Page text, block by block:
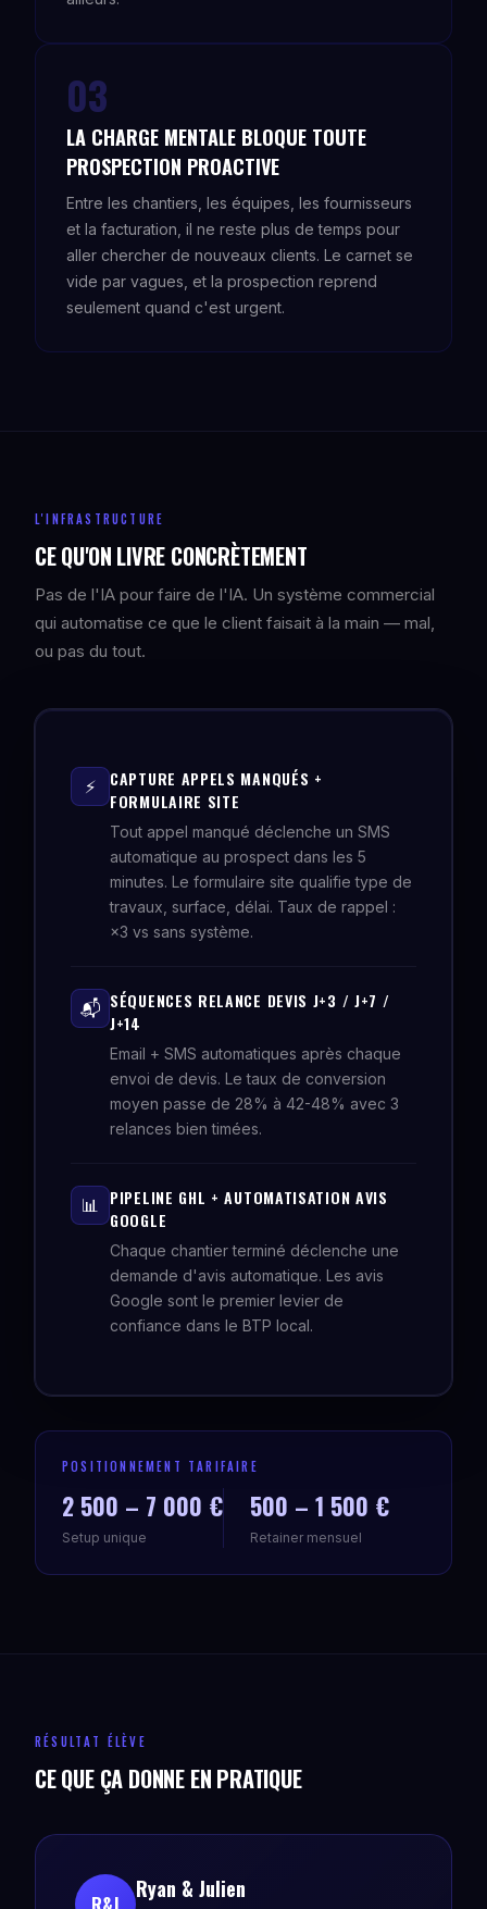
03
LA CHARGE MENTALE BLOQUE TOUTE
PROSPECTION PROACTIVE
Entre les chantiers, les équipes, les fournisseurs
et la facturation, il ne reste plus de temps pour
aller chercher de nouveaux clients. Le carnet se
vide par vagues, et la prospection reprend
seulement quand c'est urgent.
L'INFRASTRUCTURE
CE QU'ON LIVRE CONCRÈTEMENT
Pas de l'IA pour faire de l'IA. Un système commercial
qui automatise ce que le client faisait à la main — mal,
ou pas du tout.
⚡
CAPTURE APPELS MANQUÉS +
FORMULAIRE SITE
Tout appel manqué déclenche un SMS
automatique au prospect dans les 5
minutes. Le formulaire site qualifie type de
travaux, surface, délai. Taux de rappel :
×3 vs sans système.
📬 SÉQUENCES RELANCE DEVIS J+3 / J+7 /
J+14
Email + SMS automatiques après chaque
envoi de devis. Le taux de conversion
moyen passe de 28% à 42-48% avec 3
relances bien timées.
📊 PIPELINE GHL + AUTOMATISATION AVIS
GOOGLE
Chaque chantier terminé déclenche une
demande d'avis automatique. Les avis
Google sont le premier levier de
confiance dans le BTP local.
POSITIONNEMENT TARIFAIRE
2 500 – 7 000 €
Setup unique
500 – 1 500 €
Retainer mensuel
RÉSULTAT ÉLÈVE
CE QUE ÇA DONNE EN PRATIQUE
Ryan & Julien